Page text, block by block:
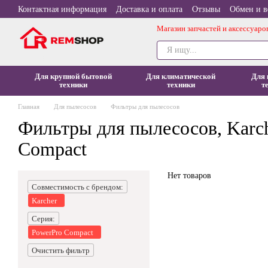
Перейти к основному контенту
Контактная информация Доставка и оплата Отзывы Обмен и
Магазин запчастей и
Для крупной бытовой
техники
Для климатической
техники
Для
Главная Для пылесосов Фильтры для пылесосов
Фильтры для пылесосов,
Compact
Нет товаров
Совместимость с брендом:
Karcher
Серия:
PowerPro Compact
Очистить фильтр